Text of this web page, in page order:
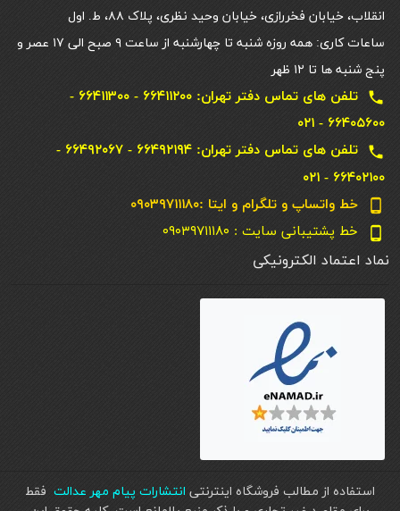
انقلاب، خیابان فخررازی، خیابان وحید نظری، پلاک ۸۸، ط. اول
ساعات کاری: همه روزه شنبه تا چهارشنبه از ساعت ۹ صبح الی ۱۷ عصر و
پنج شنبه ها تا ۱۲ ظهر
local_phone
تلفن های تماس دفتر تهران: ۶۶۴۱۱۲۰۰ - ۶۶۴۱۱۳۰۰ -
۶۶۴۰۵۶۰۰ - ۰۲۱
local_phone
تلفن های تماس دفتر تهران: ۶۶۴۹۲۱۹۴ - ۶۶۴۹۲۰۶۷ -
۶۶۴۰۲۱۰۰ - ۰۲۱
phone_android خط واتساپ و تلگرام و ایتا :۰۹۰۳۹۷۱۱۱۸۰
phone_android خط پشتیبانی سایت : ۰۹۰۳۹۷۱۱۱۸۰
نماد اعتماد الکترونیکی
استفاده از مطالب فروشگاه اینترنتی انتشارات پیام مهر عدالت فقط